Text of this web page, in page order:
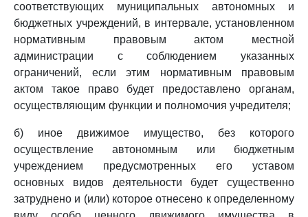
соответствующих муниципальных автономных и
бюджетных учреждений, в интервале, установленном
нормативным правовым актом местной
администрации с соблюдением указанных
ограничений, если этим нормативным правовым
актом такое право будет предоставлено органам,
осуществляющим функции и полномочия учредителя;
б) иное движимое имущество, без которого
осуществление автономным или бюджетным
учреждением предусмотренных его уставом
основных видов деятельности будет существенно
затруднено и (или) которое отнесено к определенному